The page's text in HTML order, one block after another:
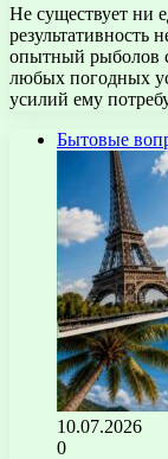
Не существует ни
результативность
опытный рыболов
любых погодных
усилий ему
Бытовые
10.07.2026
0